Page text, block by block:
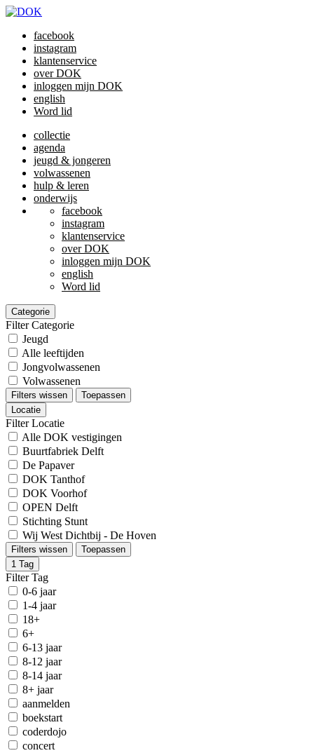
facebook
instagram
klantenservice
over DOK
inloggen mijn DOK
english
Word lid
collectie
agenda
jeugd & jongeren
volwassenen
hulp & leren
onderwijs
facebook
instagram
klantenservice
over DOK
inloggen mijn DOK
english
Word lid
Categorie
Filter Categorie
Jeugd
Alle leeftijden
Jongvolwassenen
Volwassenen
Filters wissen
Toepassen
Locatie
Filter Locatie
Alle DOK vestigingen
Buurtfabriek Delft
De Papaver
DOK Tanthof
DOK Voorhof
OPEN Delft
Stichting Stunt
Wij West Dichtbij - De Hoven
Filters wissen
Toepassen
1 Tag
Filter Tag
0-6 jaar
1-4 jaar
18+
6+
6-13 jaar
8-12 jaar
8-14 jaar
8+ jaar
aanmelden
boekstart
coderdojo
concert